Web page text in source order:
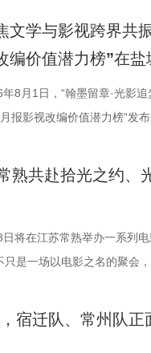
表示：“当国家和民族面临
早期企业家兴办实业、产业
富民理想和社会责任，凝练
求为新时代企业家精神
立足中华文化、拥抱时
“实业报国”为主轴，围绕
满张力的情节脉络再现丰满
顶尖创作力量，白玉兰
鸡湖与独墅湖双湖水域联
独墅湖月亮湾码头、飞翔雕
、月光码头九大地标，让
事。 图片9.png 打卡之旅
座旅游驿站，在“婚拍友好驿
景，随后前往苏州当代美
夜幕降临，活动转场至圆融
与者将获颁“觅缘通关证书
期赛场就将迎来二选一残
？答案今晚揭晓！ PBL
一季，本季赛制紧扣新课
目挑战模式，模拟真实学习
学科专家权威解读，以科
验少年们的综合素养。首
借扎实数理基础与超快临场
握幻方、数独、杨辉三角
文学与影视跨界共
编价值潜力榜”在盐
年8月1日，“翰墨留章·光影
报影视改编价值潜力榜”发
和旅游局、盐城经济技术
天，众多知名编剧、导演
聚一堂，共同见证文学与影
亮IP改编新航向 作为本次
熟共赴拾光之约、
将在江苏常熟举办一系列
是一场以电影之名的聚会
」五大主题活动单元，邀请
宿迁队、常州队正